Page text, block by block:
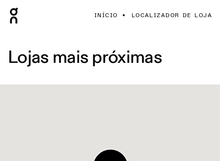
INÍCIO LOCALIZADOR DE LOJA
Lojas mais próximas